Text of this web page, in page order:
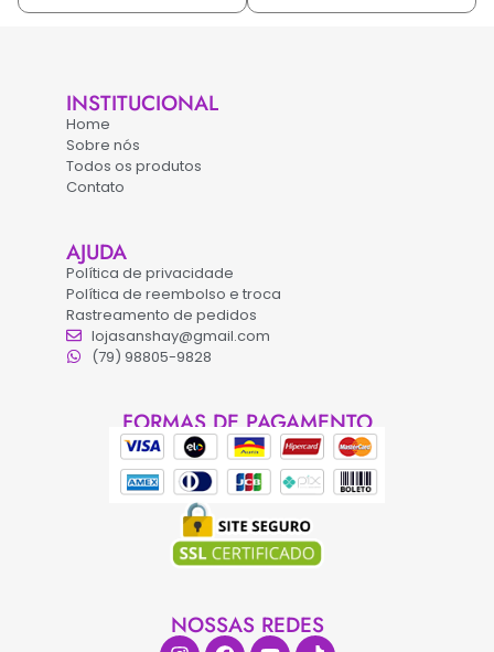
INSTITUCIONAL
Home
Sobre nós
Todos os produtos
Contato
AJUDA
Política de privacidade
Política de reembolso e troca
Rastreamento de pedidos
lojasanshay@gmail.com
(79) 98805-9828
FORMAS DE PAGAMENTO
NOSSAS REDES